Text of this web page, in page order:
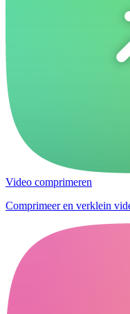
Video comprimeren
Comprimeer en verklein